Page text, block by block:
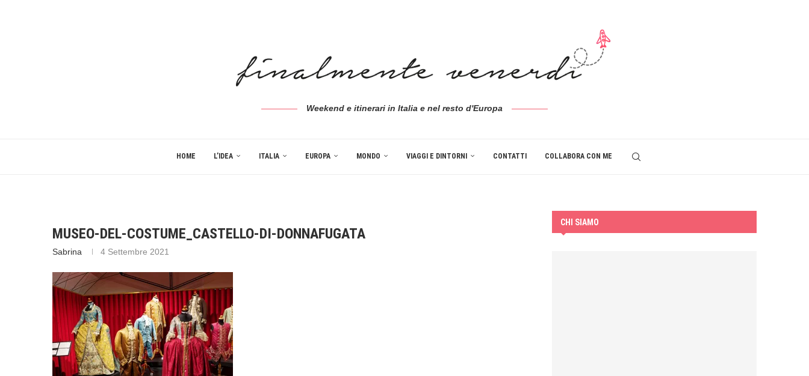
Weekend e itinerari in Italia e nel resto d'Europa
HOME L’IDEA ITALIA EUROPA MONDO VIAGGI E DINTORNI CONTATTI COLLABORA CON ME
MUSEO-DEL-COSTUME_CASTELLO-DI-DONNAFUGATA
Sabrina 4 Settembre 2021
CHI SIAMO